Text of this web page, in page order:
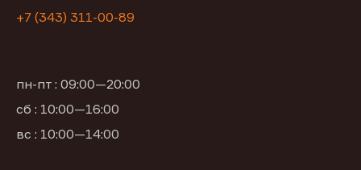
+7 (343) 311-00-89
пн-пт : 09:00—20:00
сб : 10:00—16:00
вс : 10:00—14:00